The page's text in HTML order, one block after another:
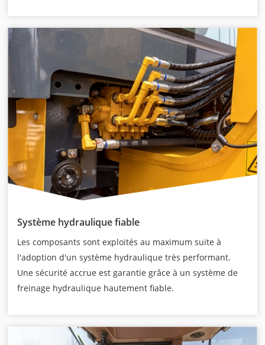
Système hydraulique fiable
Les composants sont exploités au maximum suite à
l'adoption d'un système hydraulique très performant.
Une sécurité accrue est garantie grâce à un système de
freinage hydraulique hautement fiable.